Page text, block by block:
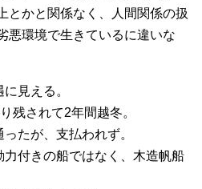
とかと関係なく、人間関係の扱
悪環境で生きているに違いな
見える。
残されて2年間越冬。
たが、支払われず。
付きの船ではなく、木造帆船